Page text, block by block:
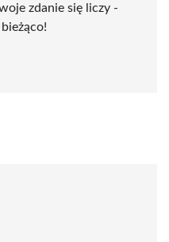
zdanie się liczy -